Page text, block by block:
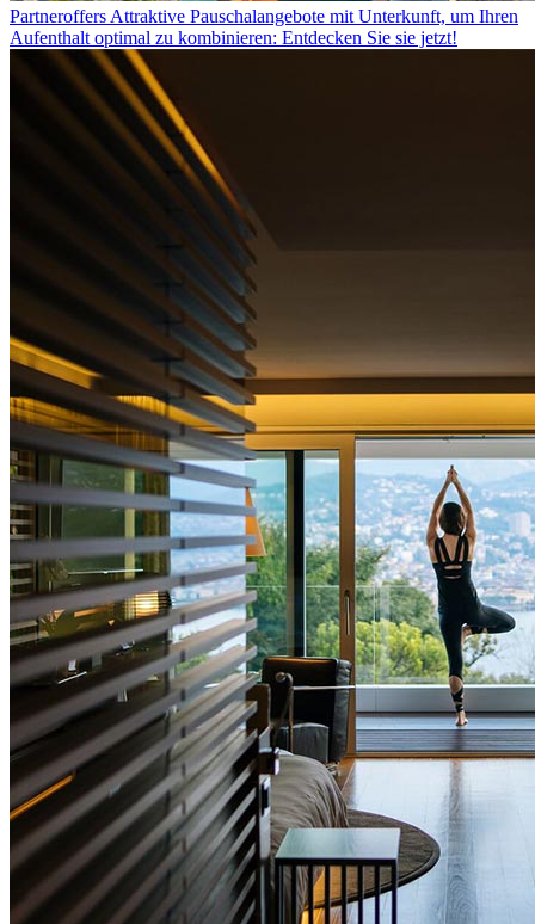
Partneroffers Attraktive Pauschalangebote mit Unterkunft, um Ihren
Aufenthalt optimal zu kombinieren: Entdecken Sie sie jetzt!